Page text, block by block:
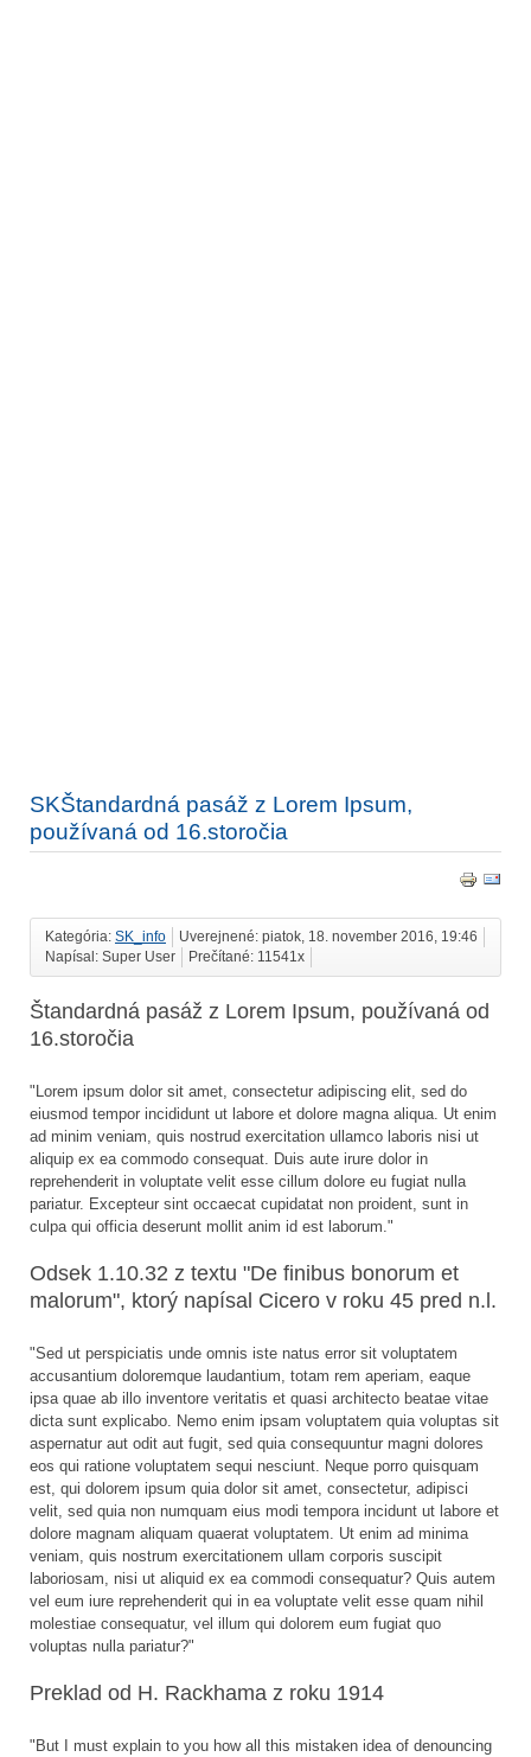
SKŠtandardná pasáž z Lorem Ipsum,
používaná od 16.storočia
Kategória: SK_info
Uverejnené: piatok, 18. november 2016, 19:46
Napísal: Super User
Prečítané: 11541x
Štandardná pasáž z Lorem Ipsum, používaná od
16.storočia
"Lorem ipsum dolor sit amet, consectetur adipiscing elit, sed do
eiusmod tempor incididunt ut labore et dolore magna aliqua. Ut enim
ad minim veniam, quis nostrud exercitation ullamco laboris nisi ut
aliquip ex ea commodo consequat. Duis aute irure dolor in
reprehenderit in voluptate velit esse cillum dolore eu fugiat nulla
pariatur. Excepteur sint occaecat cupidatat non proident, sunt in
culpa qui officia deserunt mollit anim id est laborum."
Odsek 1.10.32 z textu "De finibus bonorum et
malorum", ktorý napísal Cicero v roku 45 pred n.l.
"Sed ut perspiciatis unde omnis iste natus error sit voluptatem
accusantium doloremque laudantium, totam rem aperiam, eaque
ipsa quae ab illo inventore veritatis et quasi architecto beatae vitae
dicta sunt explicabo. Nemo enim ipsam voluptatem quia voluptas sit
aspernatur aut odit aut fugit, sed quia consequuntur magni dolores
eos qui ratione voluptatem sequi nesciunt. Neque porro quisquam
est, qui dolorem ipsum quia dolor sit amet, consectetur, adipisci
velit, sed quia non numquam eius modi tempora incidunt ut labore et
dolore magnam aliquam quaerat voluptatem. Ut enim ad minima
veniam, quis nostrum exercitationem ullam corporis suscipit
laboriosam, nisi ut aliquid ex ea commodi consequatur? Quis autem
vel eum iure reprehenderit qui in ea voluptate velit esse quam nihil
molestiae consequatur, vel illum qui dolorem eum fugiat quo
voluptas nulla pariatur?"
Preklad od H. Rackhama z roku 1914
"But I must explain to you how all this mistaken idea of denouncing